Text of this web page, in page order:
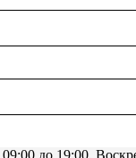
до 19:00.